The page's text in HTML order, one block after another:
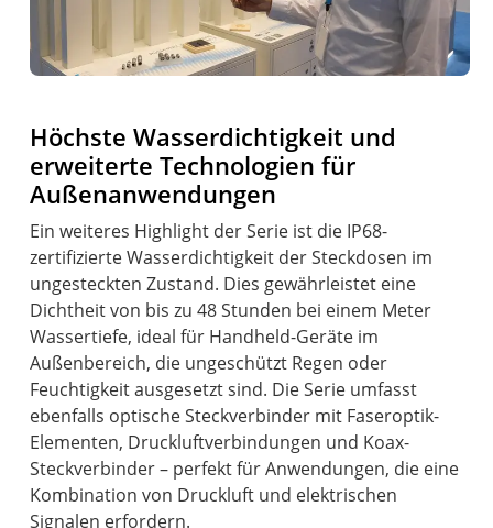
Höchste Wasserdichtigkeit und
erweiterte Technologien für
Außenanwendungen
Ein weiteres Highlight der Serie ist die IP68-
zertifizierte Wasserdichtigkeit der Steckdosen im
ungesteckten Zustand. Dies gewährleistet eine
Dichtheit von bis zu 48 Stunden bei einem Meter
Wassertiefe, ideal für Handheld-Geräte im
Außenbereich, die ungeschützt Regen oder
Feuchtigkeit ausgesetzt sind. Die Serie umfasst
ebenfalls optische Steckverbinder mit Faseroptik-
Elementen, Druckluftverbindungen und Koax-
Steckverbinder – perfekt für Anwendungen, die eine
Kombination von Druckluft und elektrischen
Signalen erfordern.